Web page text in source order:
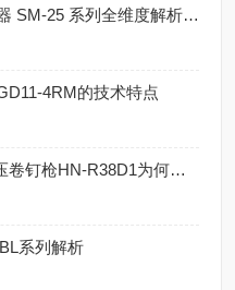
日本 CKD 喜开理飞梭移载器 SM-25 系列全维度解析【湖南中村】
4RM的技术特点
日本MAX麦克斯打钉机 高压卷钉枪HN-R38D1为何这么牛？
系列解析